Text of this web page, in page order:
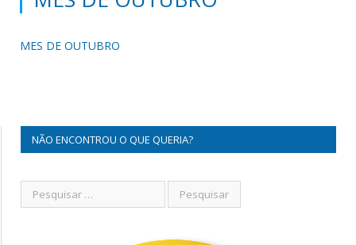
MES DE OUTUBRO
NÃO ENCONTROU O QUE QUERIA?